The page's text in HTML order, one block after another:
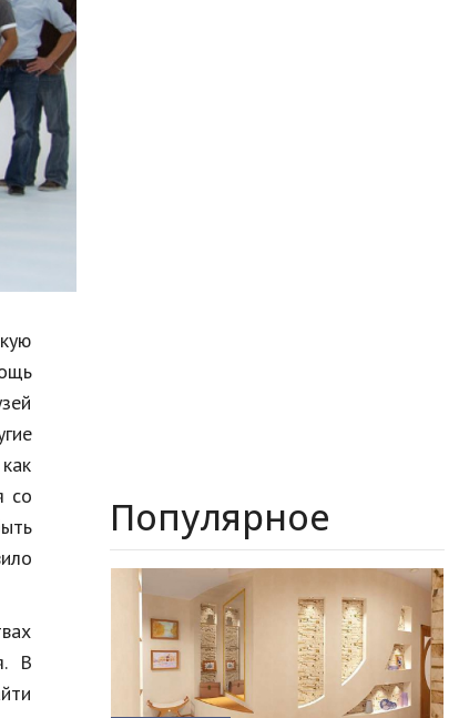
и стиль
и развлечения
и технологии
со
В
Популярное